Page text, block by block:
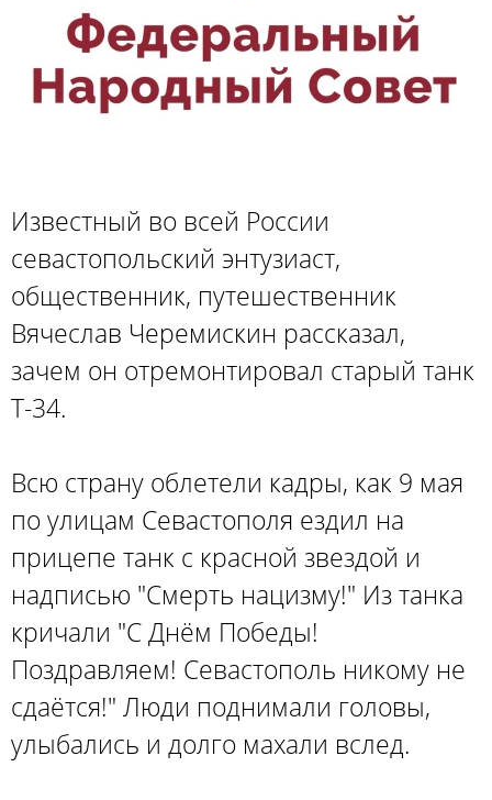
Известный во всей России
севастопольский энтузиаст,
общественник, путешественник
Вячеслав Черемискин рассказал,
зачем он отремонтировал старый танк
Т-34.
Всю страну облетели кадры, как 9 мая
по улицам Севастополя ездил на
прицепе танк с красной звездой и
надписью "Смерть нацизму!" Из танка
кричали "С Днём Победы!
Поздравляем! Севастополь никому не
сдаётся!" Люди поднимали головы,
улыбались и долго махали вслед.